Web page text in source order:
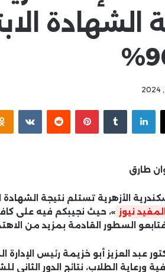
الشهادة
‫X لينكدإن بينتيريست
طارق
المفيد نيوز »، حيث نجيبكم فيه على
السطور القادمة بمزيد من
عبد العزيز أبو خزيمة رئيس